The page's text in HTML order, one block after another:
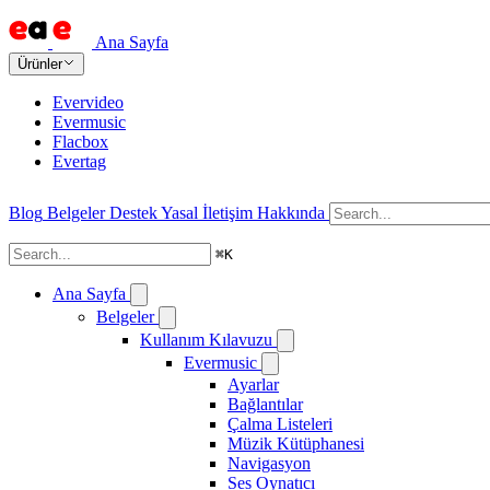
Ana Sayfa
Ürünler
Evervideo
Evermusic
Flacbox
Evertag
Blog Belgeler DestekYasal İletişim Hakkında
⌘K
Ana Sayfa
Belgeler
Kullanım Kılavuzu
Evermusic
Ayarlar
Bağlantılar
Çalma Listeleri
Müzik Kütüphanesi
Navigasyon
Ses Oynatıcı